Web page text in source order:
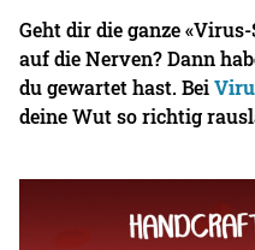
Geht dir die ganze
auf die Nerven? Dann
du gewartet hast. Bei
deine Wut so richtig